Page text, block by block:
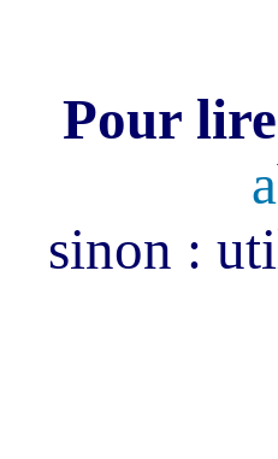
Pour
sinon :